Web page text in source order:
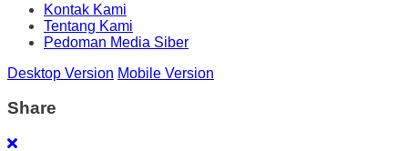
Kontak Kami
Tentang Kami
Pedoman Media Siber
Desktop Version Mobile Version
Share